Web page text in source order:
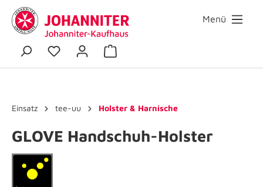
Menü
Einsatz tee-uu Holster & Harnische
GLOVE Handschuh-Holster